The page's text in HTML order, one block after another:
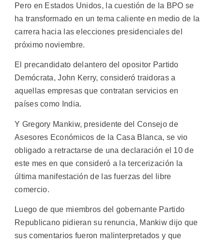
Pero en Estados Unidos, la cuestión de la BPO se
ha transformado en un tema caliente en medio de la
carrera hacia las elecciones presidenciales del
próximo noviembre.
El precandidato delantero del opositor Partido
Demócrata, John Kerry, consideró traidoras a
aquellas empresas que contratan servicios en
países como India.
Y Gregory Mankiw, presidente del Consejo de
Asesores Económicos de la Casa Blanca, se vio
obligado a retractarse de una declaración el 10 de
este mes en que consideró a la tercerización la
última manifestación de las fuerzas del libre
comercio.
Luego de que miembros del gobernante Partido
Republicano pidieran su renuncia, Mankiw dijo que
sus comentarios fueron malinterpretados y que